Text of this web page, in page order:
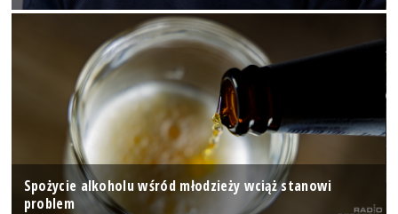
Spożycie alkoholu wśród młodzieży wciąż stanowi
problem